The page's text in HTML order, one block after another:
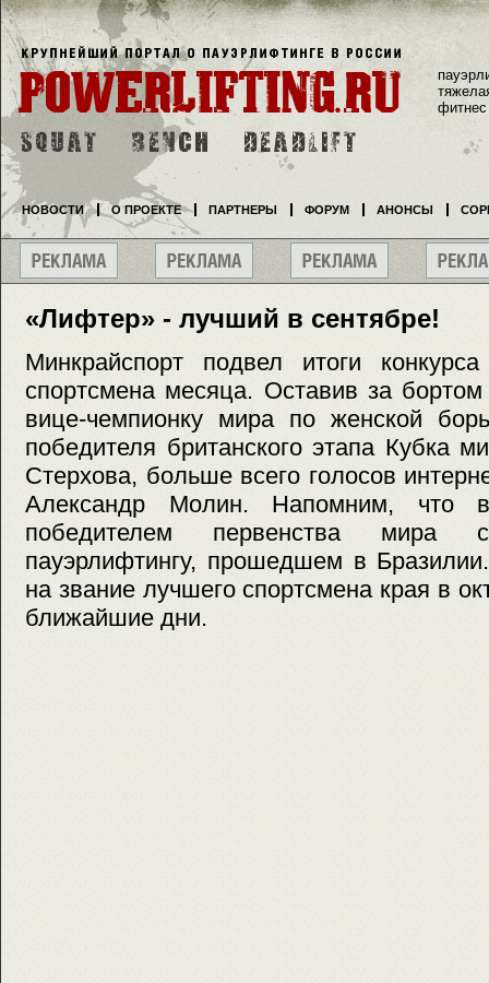
«Лифтер» - лучший в сентябре!
Минкрайспорт подвел итоги
спортсмена месяца. Оставив за
вице-чемпионку мира по женской
победителя британского этапа Кубка
Стерхова, больше всего голосов
Александр Молин. Напомним, что
победителем первенства
пауэрлифтингу, прошедшем в
на звание лучшего спортсмена края в
ближайшие дни.
фитнес
НОВОСТИ О ПРОЕКТЕ ПАРТНЕРЫ ФОРУМ АНОНСЫ